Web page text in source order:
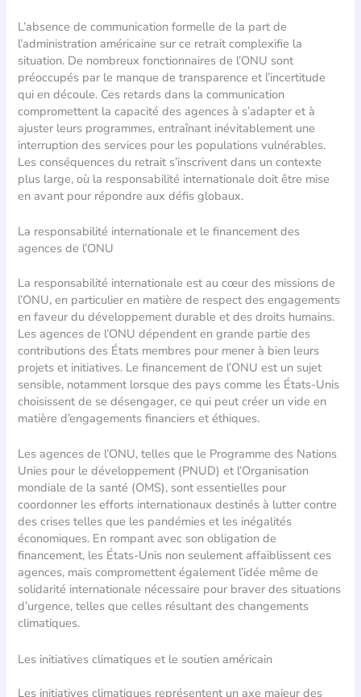
L’absence de communication formelle de la part de
l’administration américaine sur ce retrait complexifie la
situation. De nombreux fonctionnaires de l’ONU sont
préoccupés par le manque de transparence et l’incertitude
qui en découle. Ces retards dans la communication
compromettent la capacité des agences à s’adapter et à
ajuster leurs programmes, entraînant inévitablement une
interruption des services pour les populations vulnérables.
Les conséquences du retrait s’inscrivent dans un contexte
plus large, où la responsabilité internationale doit être mise
en avant pour répondre aux défis globaux.
La responsabilité internationale et le financement des
agences de l’ONU
La responsabilité internationale est au cœur des missions de
l’ONU, en particulier en matière de respect des engagements
en faveur du développement durable et des droits humains.
Les agences de l’ONU dépendent en grande partie des
contributions des États membres pour mener à bien leurs
projets et initiatives. Le financement de l’ONU est un sujet
sensible, notamment lorsque des pays comme les États-Unis
choisissent de se désengager, ce qui peut créer un vide en
matière d’engagements financiers et éthiques.
Les agences de l’ONU, telles que le Programme des Nations
Unies pour le développement (PNUD) et l’Organisation
mondiale de la santé (OMS), sont essentielles pour
coordonner les efforts internationaux destinés à lutter contre
des crises telles que les pandémies et les inégalités
économiques. En rompant avec son obligation de
financement, les États-Unis non seulement affaiblissent ces
agences, mais compromettent également l’idée même de
solidarité internationale nécessaire pour braver des situations
d’urgence, telles que celles résultant des changements
climatiques.
Les initiatives climatiques et le soutien américain
Les initiatives climatiques représentent un axe majeur des